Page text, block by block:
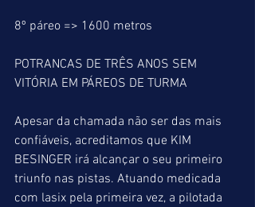
8º páreo => 1600 metros
POTRANCAS DE TRÊS ANOS SEM
VITÓRIA EM PÁREOS DE TURMA
Apesar da chamada não ser das mais
confiáveis, acreditamos que KIM
BESINGER irá alcançar o seu primeiro
triunfo nas pistas. Atuando medicada
com lasix pela primeira vez, a pilotada